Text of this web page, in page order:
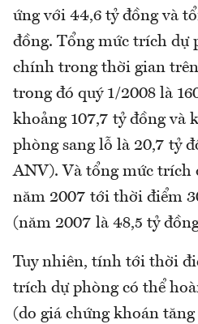
ứng với 44,6 tỷ đồng và
đồng. Tổng mức trích dự
chính trong thời gian
trong đó quý 1/2008 là
khoảng 107,7 tỷ đồng và
phòng sang lỗ là 20,7 tỷ
ANV). Và tổng mức trích
năm 2007 tới thời điểm
(năm 2007 là 48,5 tỷ
Tuy nhiên, tính tới thời
trích dự phòng có thể
(do giá chứng khoán